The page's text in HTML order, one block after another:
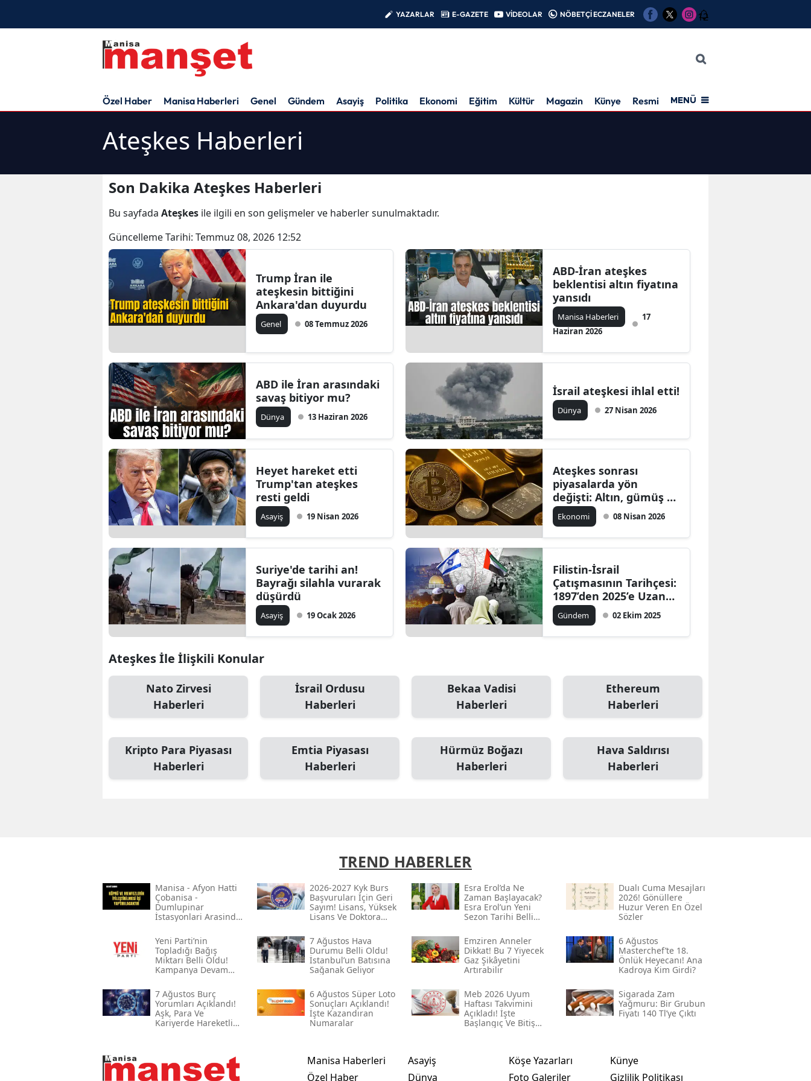
YAZARLAR E-GAZETE VİDEOLAR NÖBETÇİ ECZANELER 12
Özel Haber Manisa Haberleri Genel Gündem Asayiş Politika Ekonomi Eğitim Kültür Magazin Künye Resmi İlanMENÜ
Ateşkes Haberleri
Son Dakika Ateşkes Haberleri
Bu sayfada Ateşkes ile ilgili en son gelişmeler ve haberler sunulmaktadır.
Güncelleme Tarihi: Temmuz 08, 2026 12:52
Trump İran ile
ateşkesin bittiğini
Ankara'dan duyurdu
Genel 08 Temmuz 2026
ABD-İran ateşkes
beklentisi altın fiyatına
yansıdı
Manisa Haberleri
17
Haziran 2026
ABD ile İran arasındaki
savaş bitiyor mu?
Dünya 13 Haziran 2026
İsrail ateşkesi ihlal etti!
Dünya 27 Nisan 2026
Heyet hareket etti
Trump'tan ateşkes
resti geldi
Asayiş 19 Nisan 2026
Ateşkes sonrası
piyasalarda yön
değişti: Altın, gümüş ve
Bitcoin’de dikkat çeken
yükseliş
Ekonomi 08 Nisan 2026
Suriye'de tarihi an!
Bayrağı silahla vurarak
düşürdü
Asayiş 19 Ocak 2026
Filistin-İsrail
Çatışmasının Tarihçesi:
1897’den 2025’e Uzanan
Kanlı Süreç
Gündem 02 Ekim 2025
Ateşkes İle İlişkili Konular
Nato Zirvesi
Haberleri
İsrail Ordusu
Haberleri
Bekaa Vadisi
Haberleri
Ethereum
Haberleri
Kripto Para Piyasası
Haberleri
Emtia Piyasası
Haberleri
Hürmüz Boğazı
Haberleri
Hava Saldırısı
Haberleri
TREND HABERLER
Mani̇sa - Afyon Hatti
Çobani̇sa -
Dumlupinar
İstasyonlari Arasinda
Ve Menfezleri̇n
Boyanmasi İle Köprü
Ve Menfezleri̇n
İyi̇leşti̇ri̇lmesi̇ İşi̇
2026-2027 Kyk Burs
Başvuruları Için Geri
Sayım! Lisans, Yüksek
Lisans Ve Doktora
Esra Erol’da Ne
Zaman Başlayacak?
Esra Erol’un Yeni
Sezon Tarihi Belli
Dualı Cuma Mesajları
2026! Gönüllere
Huzur Veren En Özel
Sözler
Yeni̇ Parti’nin
Topladığı Bağış
Miktarı Belli Oldu!
Kampanya Devam
7 Ağustos Hava
Durumu Belli Oldu!
İstanbul’un Batısına
Sağanak Geliyor
Emziren Anneler
Dikkat! Bu 7 Yiyecek
Gaz Şikâyetini
Artırabilir
6 Ağustos
Masterchef’te 18.
Önlük Heyecanı! Ana
Kadroya Kim Girdi?
7 Ağustos Burç
Yorumları Açıklandı!
Aşk, Para Ve
Kariyerde Hareketli
6 Ağustos Süper Loto
Sonuçları Açıklandı!
İşte Kazandıran
Numaralar
Meb 2026 Uyum
Haftası Takvimini
Açıkladı! İşte
Başlangıç Ve Bitiş
Sigarada Zam
Yağmuru: Bir Grubun
Fiyatı 140 Tl’ye Çıktı
Manisa Haberleri
Özel Haber
Asayiş
Dünya
Köşe Yazarları
Foto Galeriler
Künye
Gizlilik Politikası